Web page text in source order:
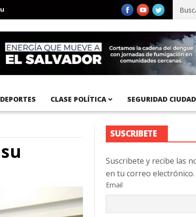
Aeropuerto Internacional del Pacífico registra 92 % de
DEPORTES CLASE POLÍTICA SEGURIDAD
SUSCRIBETE
Suscribete y recibe las
en tu correo electrónico.
Email